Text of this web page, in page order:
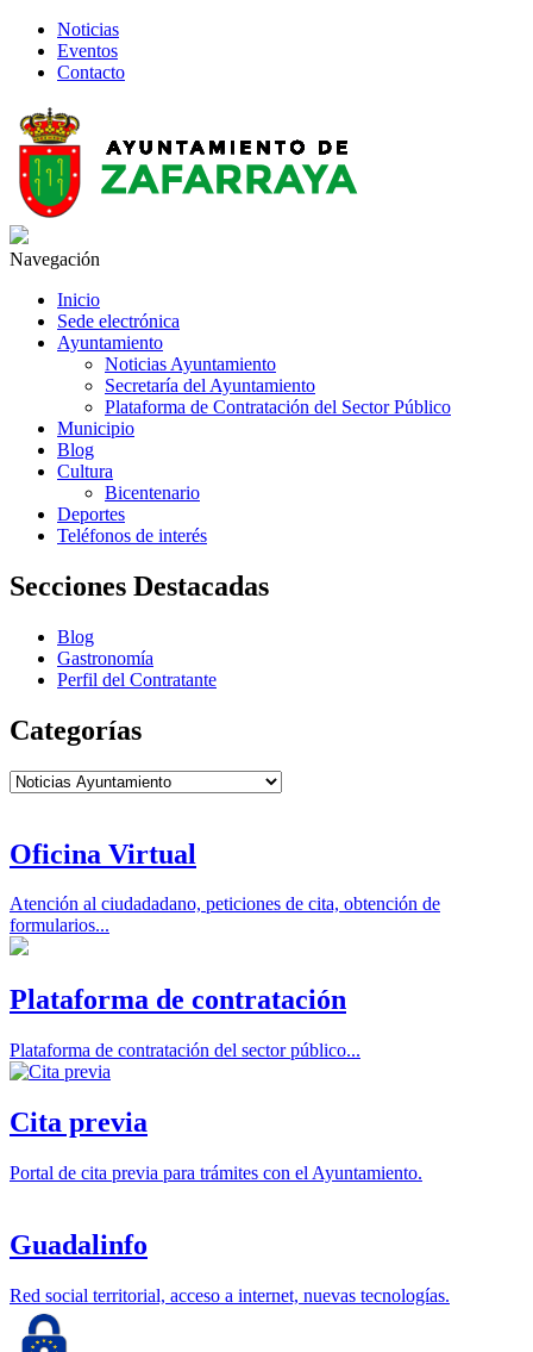
Noticias
Eventos
Contacto
Navegación
Inicio
Sede electrónica
Ayuntamiento
Noticias Ayuntamiento
Secretaría del Ayuntamiento
Plataforma de Contratación del Sector Público
Municipio
Blog
Cultura
Bicentenario
Deportes
Teléfonos de interés
Secciones Destacadas
Blog
Gastronomía
Perfil del Contratante
Categorías
Categorías
Oficina Virtual
Atención al ciudadadano, peticiones de cita, obtención de
formularios...
Plataforma de contratación
Plataforma de contratación del sector público...
Cita previa
Portal de cita previa para trámites con el Ayuntamiento.
Guadalinfo
Red social territorial, acceso a internet, nuevas tecnologías.